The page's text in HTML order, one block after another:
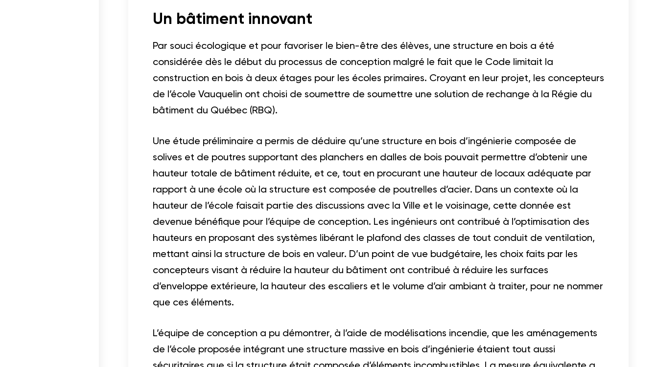
Un bâtiment innovant
Par souci écologique et pour favoriser le bien-être des élèves, une structure en bois a été
considérée dès le début du processus de conception malgré le fait que le Code limitait la
construction en bois à deux étages pour les écoles primaires. Croyant en leur projet, les concepteurs
de l’école Vauquelin ont choisi de soumettre de soumettre une solution de rechange à la Régie du
bâtiment du Québec (RBQ).
Une étude préliminaire a permis de déduire qu’une structure en bois d’ingénierie composée de
solives et de poutres supportant des planchers en dalles de bois pouvait permettre d’obtenir une
hauteur totale de bâtiment réduite, et ce, tout en procurant une hauteur de locaux adéquate par
rapport à une école où la structure est composée de poutrelles d’acier. Dans un contexte où la
hauteur de l’école faisait partie des discussions avec la Ville et le voisinage, cette donnée est
devenue bénéfique pour l’équipe de conception. Les ingénieurs ont contribué à l’optimisation des
hauteurs en proposant des systèmes libérant le plafond des classes de tout conduit de ventilation,
mettant ainsi la structure de bois en valeur. D’un point de vue budgétaire, les choix faits par les
concepteurs visant à réduire la hauteur du bâtiment ont contribué à réduire les surfaces
d’enveloppe extérieure, la hauteur des escaliers et le volume d’air ambiant à traiter, pour ne nommer
que ces éléments.
L’équipe de conception a pu démontrer, à l’aide de modélisations incendie, que les aménagements
de l’école proposée intégrant une structure massive en bois d’ingénierie étaient tout aussi